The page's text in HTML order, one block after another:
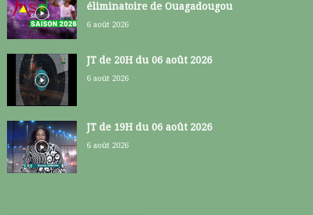
éliminatoire de Ouagadougou
6 août 2026
JT de 20H du 06 août 2026
6 août 2026
JT de 19H du 06 août 2026
6 août 2026